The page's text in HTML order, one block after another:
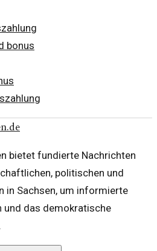
bonus
bietet fundierte Nachrichten
politischen und
in Sachsen, um informierte
und das demokratische